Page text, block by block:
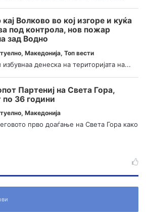
Волково во кој изгоре и куќа
под контрола, нов пожар
зад Водно
, Македонија, Топ вести
денеска на територијата на...
Партениј на Света Гора,
по 36 години
, Македонија
прво доаѓање на Света Гора како